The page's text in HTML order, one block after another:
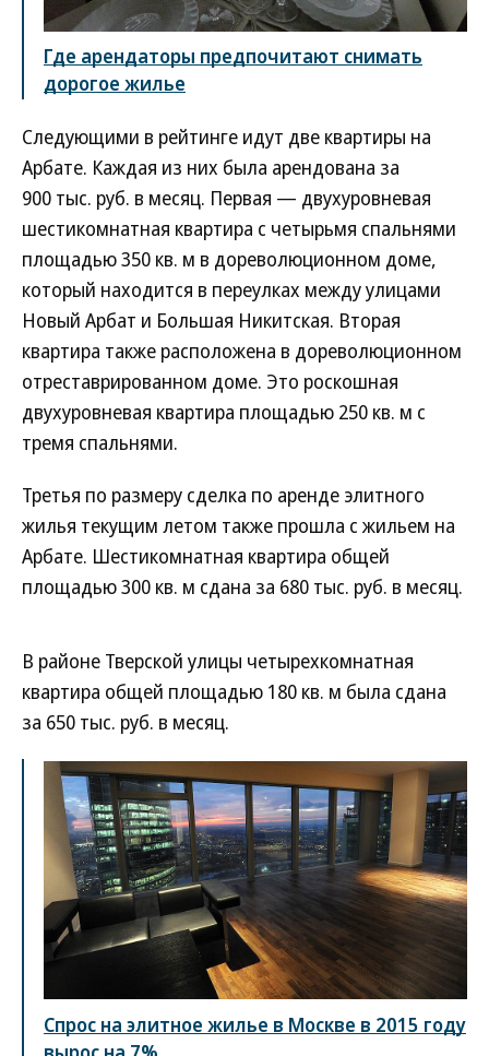
Где арендаторы предпочитают снимать
дорогое жилье
Следующими в рейтинге идут две квартиры на
Арбате. Каждая из них была арендована за
900 тыс. руб. в месяц. Первая — двухуровневая
шестикомнатная квартира с четырьмя спальнями
площадью 350 кв. м в дореволюционном доме,
который находится в переулках между улицами
Новый Арбат и Большая Никитская. Вторая
квартира также расположена в дореволюционном
отреставрированном доме. Это роскошная
двухуровневая квартира площадью 250 кв. м с
тремя спальнями.
Третья по размеру сделка по аренде элитного
жилья текущим летом также прошла с жильем на
Арбате. Шестикомнатная квартира общей
площадью 300 кв. м сдана за 680 тыс. руб. в месяц.
В районе Тверской улицы четырехкомнатная
квартира общей площадью 180 кв. м была сдана
за 650 тыс. руб. в месяц.
Спрос на элитное жилье в Москве в 2015 году